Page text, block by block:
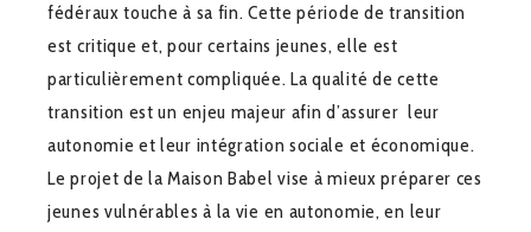
fédéraux touche à sa fin. Cette période de transition
est critique et, pour certains jeunes, elle est
particulièrement compliquée. La qualité de cette
transition est un enjeu majeur afin d’assurer leur
autonomie et leur intégration sociale et économique.
Le projet de la Maison Babel vise à mieux préparer ces
jeunes vulnérables à la vie en autonomie, en leur